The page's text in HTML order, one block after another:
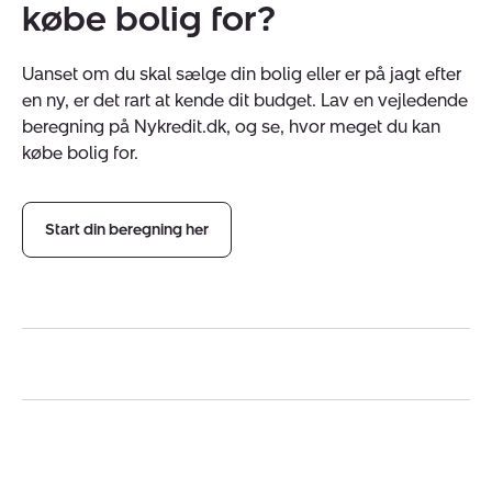
købe bolig for?
Uanset om du skal sælge din bolig eller er på jagt efter
en ny, er det rart at kende dit budget. Lav en vejledende
beregning på Nykredit.dk, og se, hvor meget du kan
købe bolig for.
Start din beregning her